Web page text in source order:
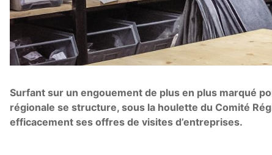
Surfant sur un engouement de plus en plus marqué
régionale se structure, sous la houlette du Comité
efficacement ses offres de visites d’entreprises.